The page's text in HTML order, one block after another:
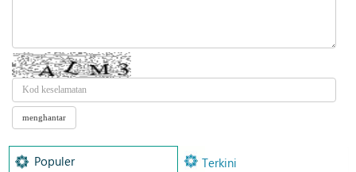
Populer Terkini